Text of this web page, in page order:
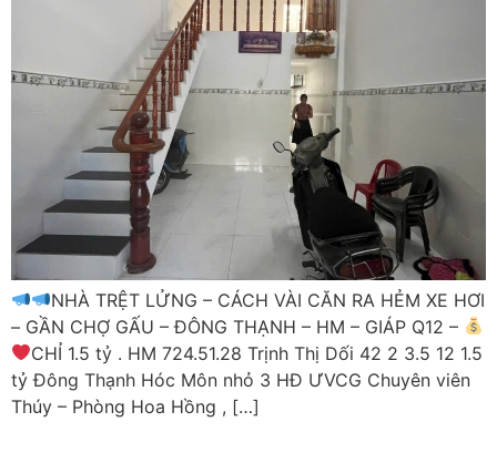
NHÀ TRỆT LỬNG – CÁCH VÀI CĂN RA HẺM XE HƠI
– GẦN CHỢ GẤU – ĐÔNG THẠNH – HM – GIÁP Q12 –
CHỈ 1.5 tỷ . HM 724.51.28 Trịnh Thị Dối 42 2 3.5 12 1.5
tỷ Đông Thạnh Hóc Môn nhỏ 3 HĐ ƯVCG Chuyên viên
Thúy – Phòng Hoa Hồng , […]